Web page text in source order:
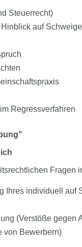
Steuerrecht)
auf
Regressverfahren
Fragen
Ihres individuell auf
(Verstöße gegen
von Bewerbern)